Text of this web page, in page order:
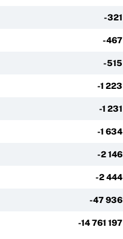
-321
-467
-515
-1 223
-1 231
-1 634
-2 146
-2 444
-47 936
-14 761 197